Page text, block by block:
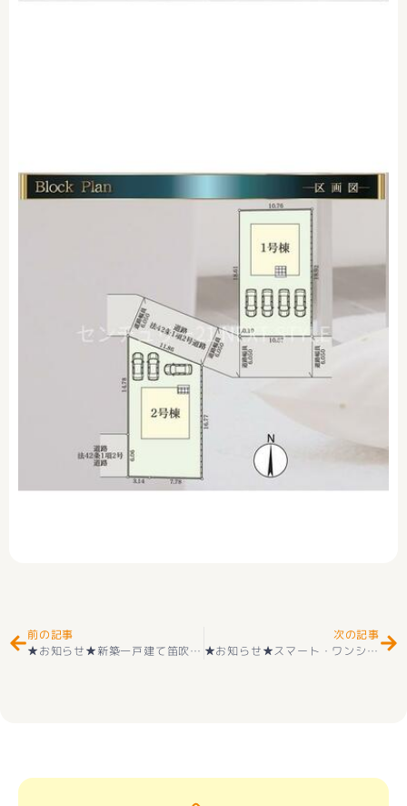
前の記事
★お知らせ★新築一戸建て笛吹市 石和町川中島 （石和温泉駅 ） 2階建 ３ＬＤＫデザイナーズコンパクト 好評販売中(^^♪
次の記事
★お知らせ★スマート・ワンシティ甲府市向町5号棟『Ｚ空調』の家 新築建売住宅好評販売中(^^♪